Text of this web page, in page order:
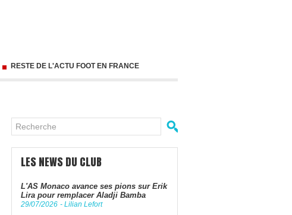
RESTE DE L'ACTU FOOT EN FRANCE
LES NEWS DU CLUB
L'AS Monaco avance ses pions sur Erik
Lira pour remplacer Aladji Bamba
29/07/2026 - Lilian Lefort